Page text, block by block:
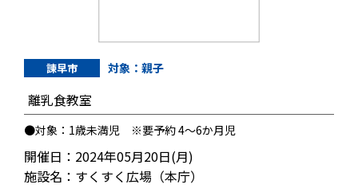
諫早市 対象：親子
離乳食教室
●対象：1歳未満児 ※要予約 4～6か月児
開催日：2024年05月20日(月)
施設名：すくすく広場（本庁）